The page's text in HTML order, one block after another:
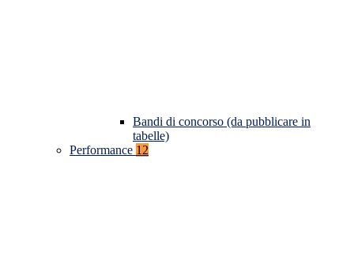
Bandi di concorso (da pubblicare in
tabelle)
Performance 12